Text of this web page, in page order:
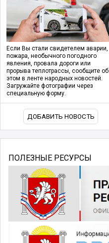
Если Вы стали свидетелем аварии,
пожара, необычного погодного
явления, провала дороги или
прорыва теплотрассы, сообщите об
этом в ленте народных новостей.
Загружайте фотографии через
специальную форму.
ДОБАВИТЬ НОВОСТЬ
ПОЛЕЗНЫЕ РЕСУРСЫ